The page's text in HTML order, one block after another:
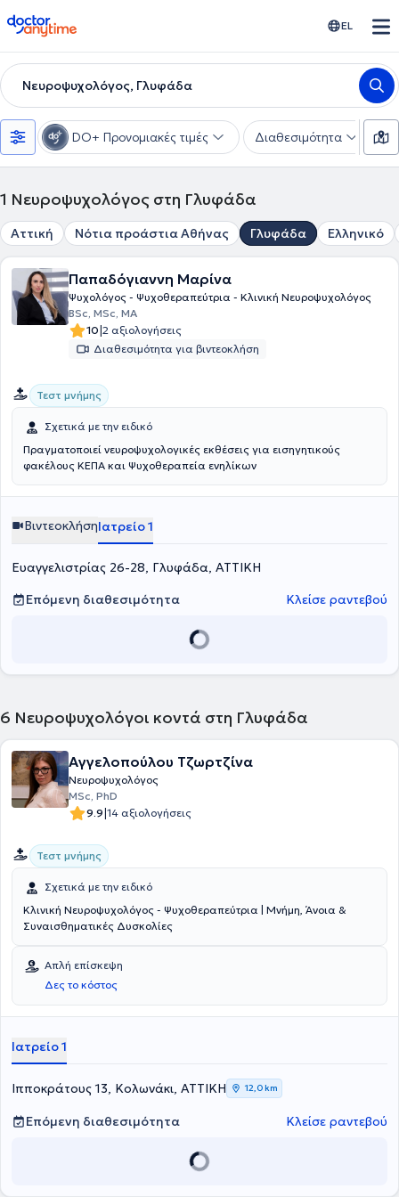
doctoranytime EL
Νευροψυχολόγος, Γλυφάδα
DO+ Προνομιακές τιμές Διαθεσιμότητα
1 Νευροψυχολόγος στη Γλυφάδα
Αττική Νότια προάστια Αθήνας Γλυφάδα Ελληνικό
Παπαδόγιαννη Μαρίνα
Ψυχολόγος - Ψυχοθεραπεύτρια - Κλινική Νευροψυχολόγος
BSc, MSc, MA
10|2 αξιολογήσεις
Διαθεσιμότητα για βιντεοκλήση
Τεστ μνήμης
Σχετικά με την ειδικό
Πραγματοποιεί νευροψυχολογικές εκθέσεις για εισηγητικούς
φακέλους ΚΕΠΑ και Ψυχοθεραπεία ενηλίκων
ΒιντεοκλήσηΙατρείο 1
Ευαγγελιστρίας 26-28, Γλυφάδα, ΑΤΤΙΚΗ
Επόμενη διαθεσιμότητα
Κλείσε ραντεβού
6 Νευροψυχολόγοι κοντά στη Γλυφάδα
Αγγελοπούλου Τζωρτζίνα
Νευροψυχολόγος
MSc, PhD
9.9|14 αξιολογήσεις
Τεστ μνήμης
Σχετικά με την ειδικό
Κλινική Νευροψυχολόγος - Ψυχοθεραπεύτρια | Μνήμη, Άνοια &
Συναισθηματικές Δυσκολίες
Απλή επίσκεψη
Δες το κόστος
Ιατρείο 1
Ιπποκράτους 13, Κολωνάκι, ΑΤΤΙΚΗ 12,0 km
Επόμενη διαθεσιμότητα Κλείσε ραντεβού